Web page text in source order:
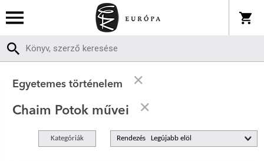
Egyetemes történelem
Chaim Potok művei
Kategóriák Rendezés